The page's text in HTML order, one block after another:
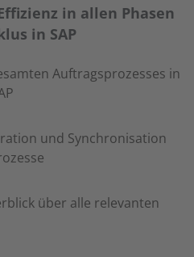
in allen Phasen
in SAP
Auftragsprozesses in
und Synchronisation
über alle relevanten